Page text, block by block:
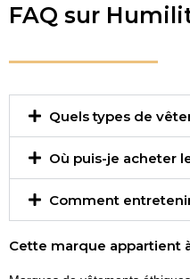
FAQ sur
Quels types de
Où puis-je acheter
Comment
Cette marque appartient